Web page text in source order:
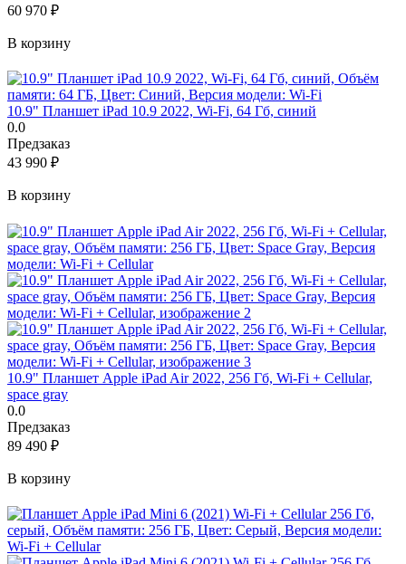
60 970 ₽
В корзину
10.9" Планшет iPad 10.9 2022, Wi-Fi, 64 Гб, синий
0.0
Предзаказ
43 990 ₽
В корзину
10.9" Планшет Apple iPad Air 2022, 256 Гб, Wi-Fi + Cellular,
space gray
0.0
Предзаказ
89 490 ₽
В корзину